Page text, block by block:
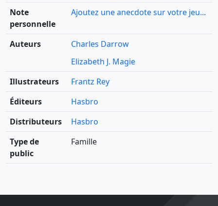
Note
personnelle
Ajoutez une anecdote sur votre jeu...
Auteurs
Charles Darrow
Elizabeth J. Magie
Illustrateurs
Frantz Rey
Éditeurs
Hasbro
Distributeurs
Hasbro
Type de
public
Famille